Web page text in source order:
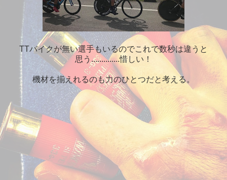
TTバイクが無い選手もいるのでこれで数秒は違うと
思う..............惜しい！
機材を揃えれるのも力のひとつだと考える。